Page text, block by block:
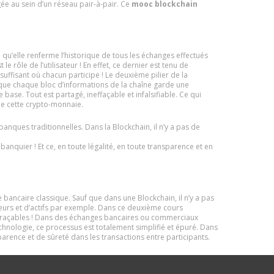
au sein d’un réseau pair-à-pair. Ce mooc blockchain
renferme l’historique de tous les échanges effectués
rôle de l’utilisateur ! En effet, ce dernier est tenu de
où chacun participe ! Le deuxième pilier de la
chaque bloc d’informations de la chaîne garde une
Tout est partagé, ineffaçable et infalsifiable. Ce qui
cette crypto-monnaie.
traditionnelles. Dans la Blockchain, il n’y a pas de
! Et ce, en toute légalité, en toute transparence et en
classique. Sauf que dans une Blockchain, il n’y a pas
et d’actifs par exemple. Dans ce deuxième cours
! Dans des échanges bancaires ou commerciaux
ce processus est totalement simplifié et épuré. Dans
et de sûreté dans les transactions entre participants.